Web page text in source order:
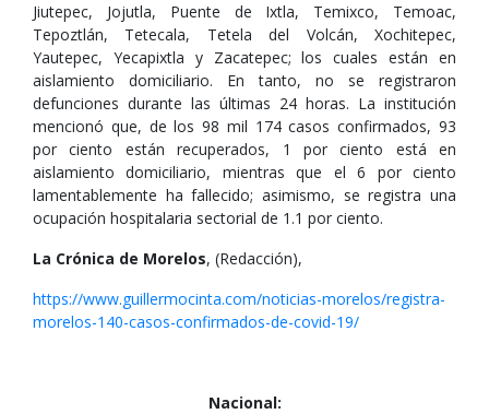
Jiutepec, Jojutla, Puente de Ixtla, Temixco, Temoac,
Tepoztlán, Tetecala, Tetela del Volcán, Xochitepec,
Yautepec, Yecapixtla y Zacatepec; los cuales están en
aislamiento domiciliario. En tanto, no se registraron
defunciones durante las últimas 24 horas. La institución
mencionó que, de los 98 mil 174 casos confirmados, 93
por ciento están recuperados, 1 por ciento está en
aislamiento domiciliario, mientras que el 6 por ciento
lamentablemente ha fallecido; asimismo, se registra una
ocupación hospitalaria sectorial de 1.1 por ciento.
La Crónica de Morelos, (Redacción),
https://www.guillermocinta.com/noticias-morelos/registra-
morelos-140-casos-confirmados-de-covid-19/
Nacional: